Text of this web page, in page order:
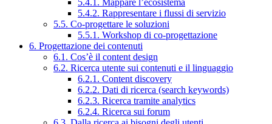
5.4.1. Mappare l’ecosistema
5.4.2. Rappresentare i flussi di servizio
5.5. Co-progettare le soluzioni
5.5.1. Workshop di co-progettazione
6. Progettazione dei contenuti
6.1. Cos’è il content design
6.2. Ricerca utente sui contenuti e il linguaggio
6.2.1. Content discovery
6.2.2. Dati di ricerca (search keywords)
6.2.3. Ricerca tramite analytics
6.2.4. Ricerca sui forum